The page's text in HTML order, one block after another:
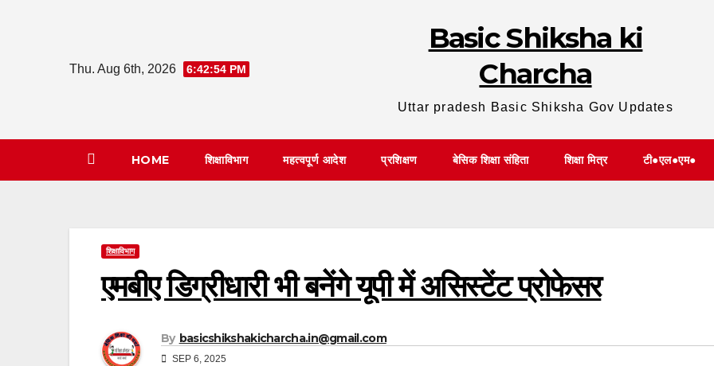
Thu. Aug 6th, 2026 6:42:55 PM
Basic Shiksha ki
Charcha
Uttar pradesh Basic Shiksha Gov Updates
HOME शिक्षाविभाग महत्वपूर्ण आदेश प्रशिक्षण बेसिक शिक्षा संहिता शिक्षा मित्र टी●एल●एम●
शिक्षाविभाग
एमबीए डिग्रीधारी भी बनेंगे यूपी में असिस्टेंट प्रोफेसर
By basicshikshakicharcha.in@gmail.com
SEP 6, 2025